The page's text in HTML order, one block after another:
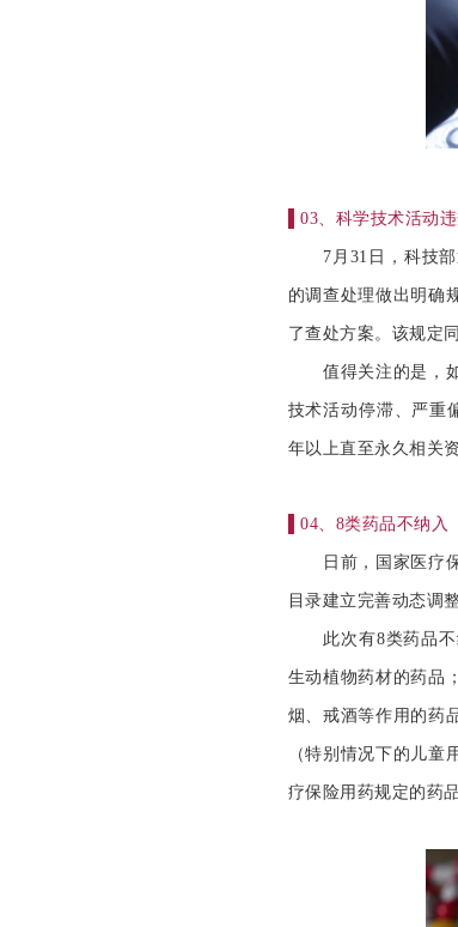
▌03、科学技术活动
7月31日，科技部
的调查处理做出明确
了查处方案。该规定
值得关注的是，如
技术活动停滞、严重
年以上直至永久相关资
▌04、8类药品不纳入
日前，国家医疗保
目录建立完善动态调
此次有8类药品不
生动植物药材的药品
烟、戒酒等作用的药
（特别情况下的儿
疗保险用药规定的药品